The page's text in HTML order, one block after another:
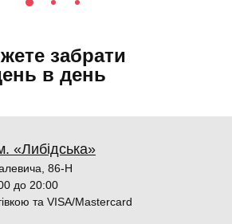
забрати
в день
«Либідська»
86-Н
до 20:00
та VISA/Mastercard